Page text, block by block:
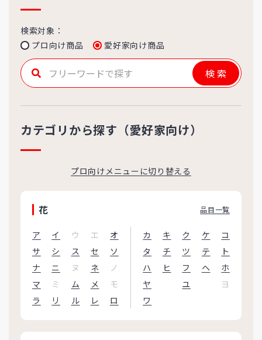
検索対象：
プロ向け商品
愛好家向け商品
検索
カテゴリから探す（愛好家向け）
プロ向けメニューに切り替える
花 品目一覧
ア イ ウ エ オ カ キ ク ケ
コ
サ
シ ス セ ソ タ チ ツ テ
ト
ナ
ニ ヌ ネ ノ ハ ヒ フ ヘ
ホ
マ
ミ ム メ モ ヤ ユ
ヨ
ラ
リ ル レ ロ ワ